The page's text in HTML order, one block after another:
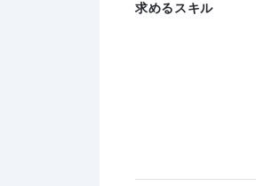
求めるスキル